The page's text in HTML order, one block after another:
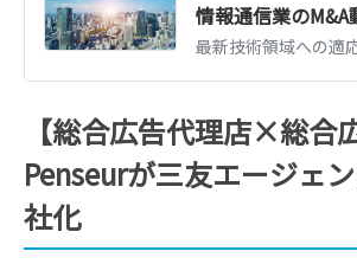
【総合広告代理店×総合
Penseurが三友エージェ
社化